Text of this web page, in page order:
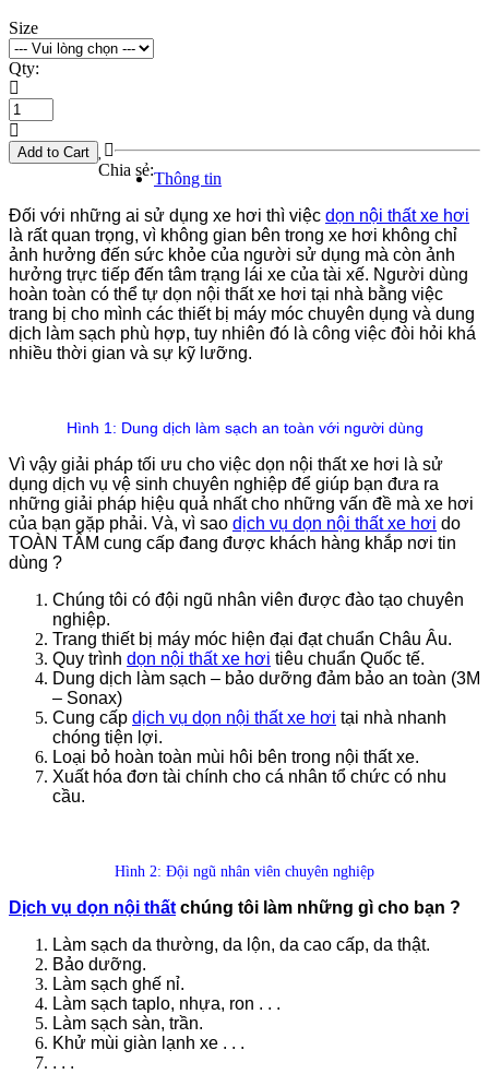
Size
Qty:
Add to Cart
Chia sẻ:Thông tin
Đối với những ai sử dụng xe hơi thì việc dọn nội thất xe hơi
là rất quan trọng, vì không gian bên trong xe hơi không chỉ
ảnh hưởng đến sức khỏe của người sử dụng mà còn ảnh
hưởng trực tiếp đến tâm trạng lái xe của tài xế. Người dùng
hoàn toàn có thể tự dọn nội thất xe hơi tại nhà bằng việc
trang bị cho mình các thiết bị máy móc chuyên dụng và dung
dịch làm sạch phù hợp, tuy nhiên đó là công việc đòi hỏi khá
nhiều thời gian và sự kỹ lưỡng.
Hình 1: Dung dịch làm sạch an toàn với người dùng
Vì vậy giải pháp tối ưu cho việc dọn nội thất xe hơi là sử
dụng dịch vụ vệ sinh chuyên nghiệp để giúp bạn đưa ra
những giải pháp hiệu quả nhất cho những vấn đề mà xe hơi
của bạn gặp phải. Và, vì sao dịch vụ dọn nội thất xe hơi do
TOÀN TÂM cung cấp đang được khách hàng khắp nơi tin
dùng ?
Chúng tôi có đội ngũ nhân viên được đào tạo chuyên
nghiệp.
Trang thiết bị máy móc hiện đại đạt chuẩn Châu Âu.
Quy trình dọn nội thất xe hơi tiêu chuẩn Quốc tế.
Dung dịch làm sạch – bảo dưỡng đảm bảo an toàn (3M
– Sonax)
Cung cấp dịch vụ dọn nội thất xe hơi tại nhà nhanh
chóng tiện lợi.
Loại bỏ hoàn toàn mùi hôi bên trong nội thất xe.
Xuất hóa đơn tài chính cho cá nhân tổ chức có nhu
cầu.
Hình 2: Đội ngũ nhân viên chuyên nghiệp
Dịch vụ dọn nội thất chúng tôi làm những gì cho bạn ?
Làm sạch da thường, da lộn, da cao cấp, da thật.
Bảo dưỡng.
Làm sạch ghế nỉ.
Làm sạch taplo, nhựa, ron . . .
Làm sạch sàn, trần.
Khử mùi giàn lạnh xe . . .
. . .